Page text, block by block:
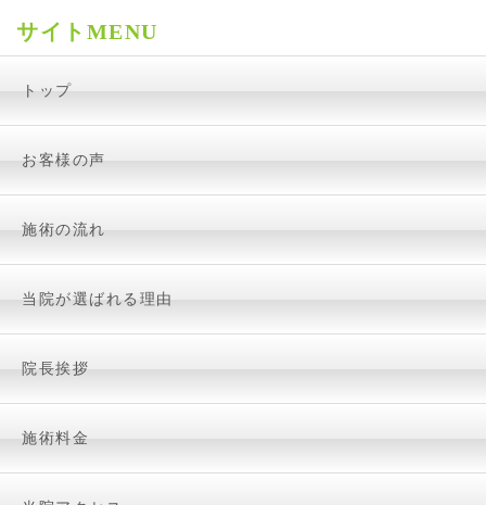
サイトMENU
トップ
お客様の声
施術の流れ
当院が選ばれる理由
院長挨拶
施術料金